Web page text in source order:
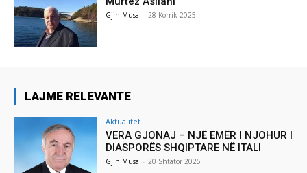
Gjin Musa - 28 Korrik 2025
LAJME RELEVANTE
Aktualitet
VERA GJONAJ – NJË EMËR I NJOHUR I
DIASPORËS SHQIPTARE NË ITALI
Gjin Musa - 20 Shtator 2025